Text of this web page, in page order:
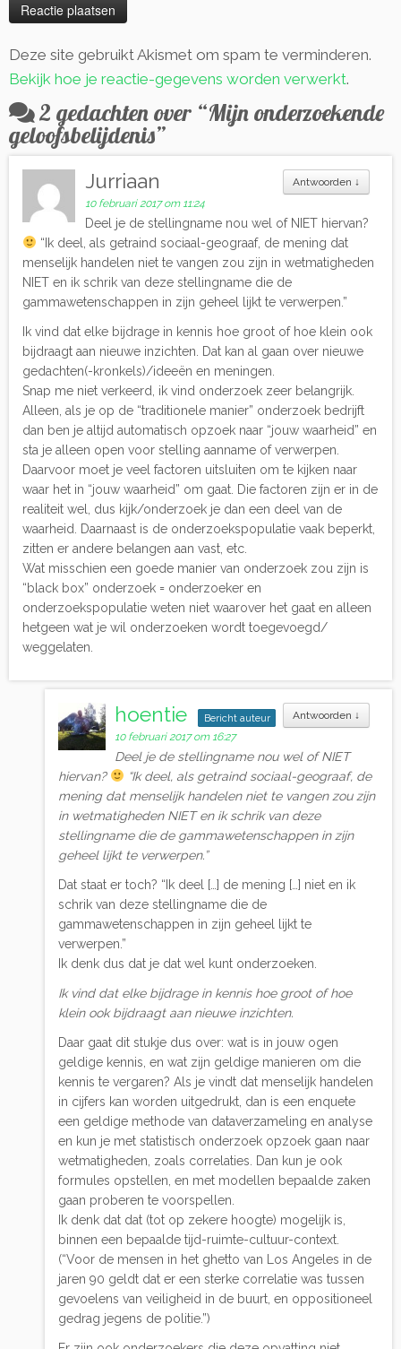
Deze site gebruikt Akismet om spam te verminderen.
Bekijk hoe je reactie-gegevens worden verwerkt.
2 gedachten over “Mijn onderzoekende
geloofsbelijdenis”
Antwoorden ↓
Jurriaan
10 februari 2017 om 11:24
Deel je de stellingname nou wel of NIET hiervan?
“Ik deel, als getraind sociaal-geograaf, de mening dat
menselijk handelen niet te vangen zou zijn in wetmatigheden
NIET en ik schrik van deze stellingname die de
gammawetenschappen in zijn geheel lijkt te verwerpen.”
Ik vind dat elke bijdrage in kennis hoe groot of hoe klein ook
bijdraagt aan nieuwe inzichten. Dat kan al gaan over nieuwe
gedachten(-kronkels)/ideeën en meningen.
Snap me niet verkeerd, ik vind onderzoek zeer belangrijk.
Alleen, als je op de “traditionele manier” onderzoek bedrijft
dan ben je altijd automatisch opzoek naar “jouw waarheid” en
sta je alleen open voor stelling aanname of verwerpen.
Daarvoor moet je veel factoren uitsluiten om te kijken naar
waar het in “jouw waarheid” om gaat. Die factoren zijn er in de
realiteit wel, dus kijk/onderzoek je dan een deel van de
waarheid. Daarnaast is de onderzoekspopulatie vaak beperkt,
zitten er andere belangen aan vast, etc.
Wat misschien een goede manier van onderzoek zou zijn is
“black box” onderzoek = onderzoeker en
onderzoekspopulatie weten niet waarover het gaat en alleen
hetgeen wat je wil onderzoeken wordt toegevoegd/
weggelaten.
Antwoorden ↓
hoentie
Bericht auteur
10 februari 2017 om 16:27
Deel je de stellingname nou wel of NIET
hiervan?
“Ik deel, als getraind sociaal-geograaf, de
mening dat menselijk handelen niet te vangen zou zijn
in wetmatigheden NIET en ik schrik van deze
stellingname die de gammawetenschappen in zijn
geheel lijkt te verwerpen.”
Dat staat er toch? “Ik deel […] de mening […] niet en ik
schrik van deze stellingname die de
gammawetenschappen in zijn geheel lijkt te
verwerpen.”
Ik denk dus dat je dat wel kunt onderzoeken.
Ik vind dat elke bijdrage in kennis hoe groot of hoe
klein ook bijdraagt aan nieuwe inzichten.
Daar gaat dit stukje dus over: wat is in jouw ogen
geldige kennis, en wat zijn geldige manieren om die
kennis te vergaren? Als je vindt dat menselijk handelen
in cijfers kan worden uitgedrukt, dan is een enquete
een geldige methode van dataverzameling en analyse
en kun je met statistisch onderzoek opzoek gaan naar
wetmatigheden, zoals correlaties. Dan kun je ook
formules opstellen, en met modellen bepaalde zaken
gaan proberen te voorspellen.
Ik denk dat dat (tot op zekere hoogte) mogelijk is,
binnen een bepaalde tijd-ruimte-cultuur-context.
(“Voor de mensen in het ghetto van Los Angeles in de
jaren 90 geldt dat er een sterke correlatie was tussen
gevoelens van veiligheid in de buurt, en oppositioneel
gedrag jegens de politie.”)